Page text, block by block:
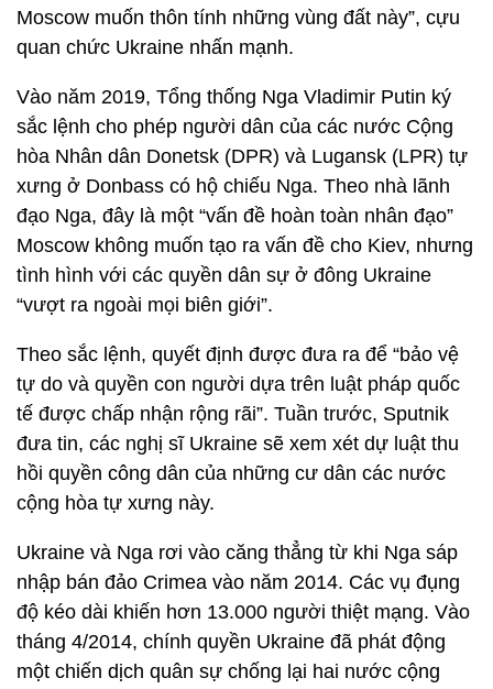
Moscow muốn thôn tính những vùng đất này”, cựu
quan chức Ukraine nhấn mạnh.
Vào năm 2019, Tổng thống Nga Vladimir Putin ký
sắc lệnh cho phép người dân của các nước Cộng
hòa Nhân dân Donetsk (DPR) và Lugansk (LPR) tự
xưng ở Donbass có hộ chiếu Nga. Theo nhà lãnh
đạo Nga, đây là một “vấn đề hoàn toàn nhân đạo”
Moscow không muốn tạo ra vấn đề cho Kiev, nhưng
tình hình với các quyền dân sự ở đông Ukraine
“vượt ra ngoài mọi biên giới”.
Theo sắc lệnh, quyết định được đưa ra để “bảo vệ
tự do và quyền con người dựa trên luật pháp quốc
tế được chấp nhận rộng rãi”. Tuần trước, Sputnik
đưa tin, các nghị sĩ Ukraine sẽ xem xét dự luật thu
hồi quyền công dân của những cư dân các nước
cộng hòa tự xưng này.
Ukraine và Nga rơi vào căng thẳng từ khi Nga sáp
nhập bán đảo Crimea vào năm 2014. Các vụ đụng
độ kéo dài khiến hơn 13.000 người thiệt mạng. Vào
tháng 4/2014, chính quyền Ukraine đã phát động
một chiến dịch quân sự chống lại hai nước cộng